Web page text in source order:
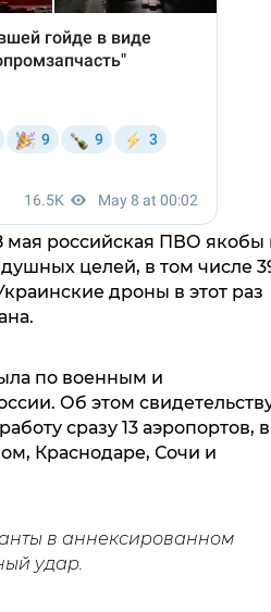
мая российская ПВО якобы
целей, в том числе
дроны в этот раз
по военным и
Об этом
сразу 13 аэропортов, в
Краснодаре, Сочи и
в аннексированном
удар.